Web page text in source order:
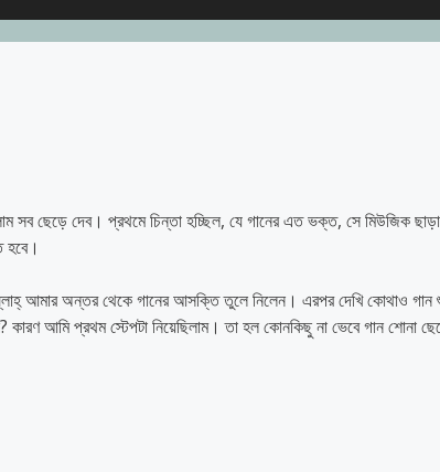
সব ছেড়ে দেব। প্রথমে চিন্তা হচ্ছিল, যে গানের এত ভক্ত, সে মিউজিক ছাড়া
হবে।
আমার অন্তর থেকে গানের আসক্তি তুলে নিলেন। এরপর দেখি কোথাও গান
আমি প্রথম স্টেপটা নিয়েছিলাম। তা হল কোনকিছু না ভেবে গান শোনা